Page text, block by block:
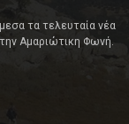
τα τελευταία νέα
Αμαριώτικη Φωνή.